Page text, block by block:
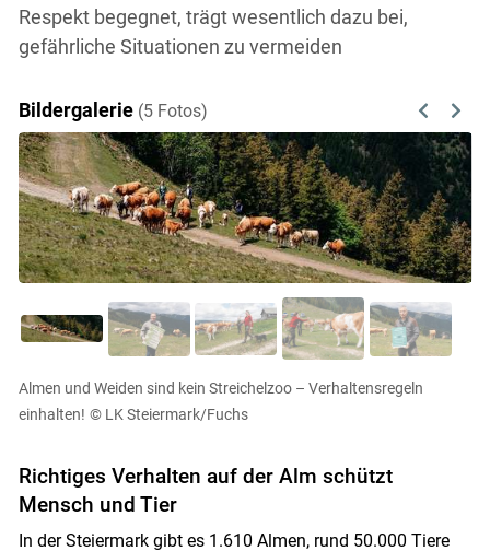
Respekt begegnet, trägt wesentlich dazu bei,
gefährliche Situationen zu vermeiden
Bildergalerie (5 Fotos) Previous
Next
Almen und Weiden sind kein Streichelzoo – Verhaltensregeln
einhalten! © LK Steiermark/Fuchs
Richtiges Verhalten auf der Alm schützt
Mensch und Tier
In der Steiermark gibt es 1.610 Almen, rund 50.000 Tiere